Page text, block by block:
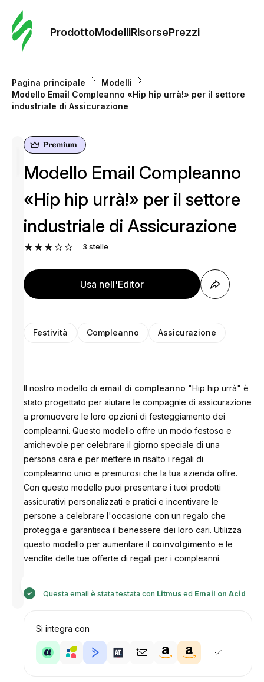
ProdottoModelliRisorsePrezzi
Pagina principale
Modelli
Modello Email Compleanno «Hip hip urrà!» per il settore
industriale di Assicurazione
Anastasiia
Modello Email Compleanno
«Hip hip urrà!» per il settore
industriale di Assicurazione
3 stelle
Usa nell'Editor
Festività Compleanno Assicurazione
Il nostro modello di email di compleanno "Hip hip urrà" è
stato progettato per aiutare le compagnie di assicurazione
a promuovere le loro opzioni di festeggiamento dei
compleanni. Questo modello offre un modo festoso e
amichevole per celebrare il giorno speciale di una
persona cara e per mettere in risalto i regali di
compleanno unici e premurosi che la tua azienda offre.
Con questo modello puoi presentare i tuoi prodotti
assicurativi personalizzati e pratici e incentivare le
persone a celebrare l'occasione con un regalo che
protegga e garantisca il benessere dei loro cari. Utilizza
questo modello per aumentare il coinvolgimento e le
vendite delle tue offerte di regali per i compleanni.
Questa email è stata testata con Litmus ed Email on Acid
Si integra con